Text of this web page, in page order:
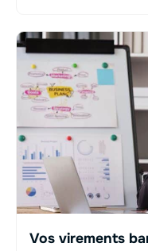
Vos virements